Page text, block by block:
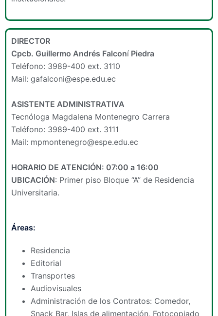
DIRECTOR
Cpcb. Guillermo Andrés Falconí Piedra
Teléfono: 3989-400 ext. 3110
Mail: gafalconi@espe.edu.ec
ASISTENTE ADMINISTRATIVA
Tecnóloga Magdalena Montenegro Carrera
Teléfono: 3989-400 ext. 3111
Mail: mpmontenegro@espe.edu.ec
HORARIO DE ATENCIÓN: 07:00 a 16:00
UBICACIÓN: Primer piso Bloque “A” de Residencia
Universitaria.
Áreas:
Residencia
Editorial
Transportes
Audiovisuales
Administración de los Contratos: Comedor,
Snack Bar, Islas de alimentación, Fotocopiado